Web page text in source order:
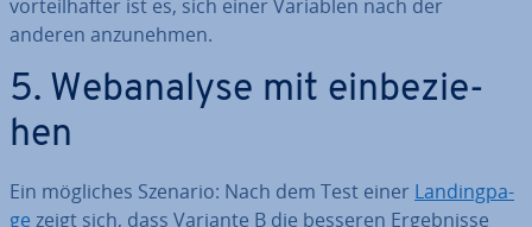
vor­teil­haf­ter ist es, sich einer Variablen nach der
anderen an­zu­neh­men.
5. Web­ana­ly­se mit ein­be­zie­
hen
Ein mögliches Szenario: Nach dem Test einer Landing­pa­
ge zeigt sich, dass Variante B die besseren Er­geb­nis­se